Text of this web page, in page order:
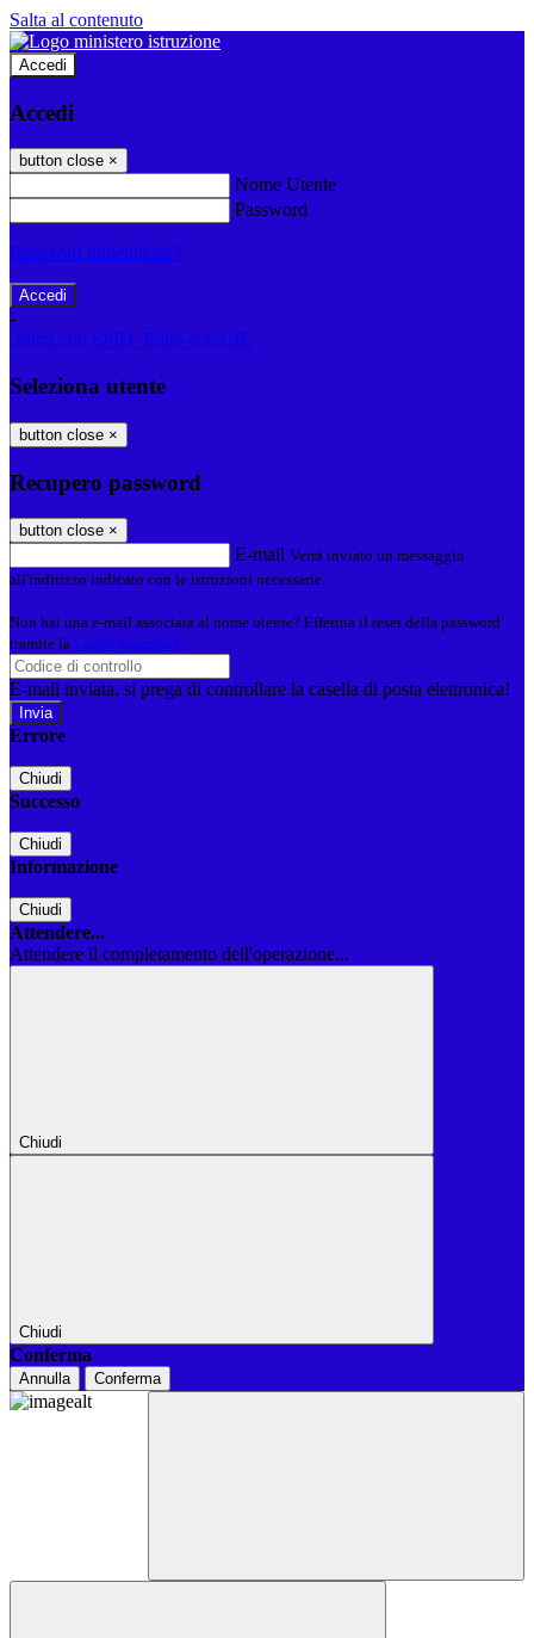
Salta al contenuto
Accedi
Accedi
button close ×
Nome Utente
Password
Password dimenticata?
-
Entra con SPID
Entra con CIE
Seleziona utente
button close ×
Recupero password
button close ×
E-mail Verrà inviato un messaggio
all'indirizzo indicato con le istruzioni necessarie.
Non hai una e-mail associata al nome utente? Effettua il reset della password
tramite la Login Spaggiari
E-mail inviata, si prega di controllare la casella di posta elettronica!
Errore
Chiudi
Successo
Chiudi
Informazione
Chiudi
Attendere...
Attendere il completamento dell'operazione...
Chiudi
Chiudi
Conferma
Annulla Conferma